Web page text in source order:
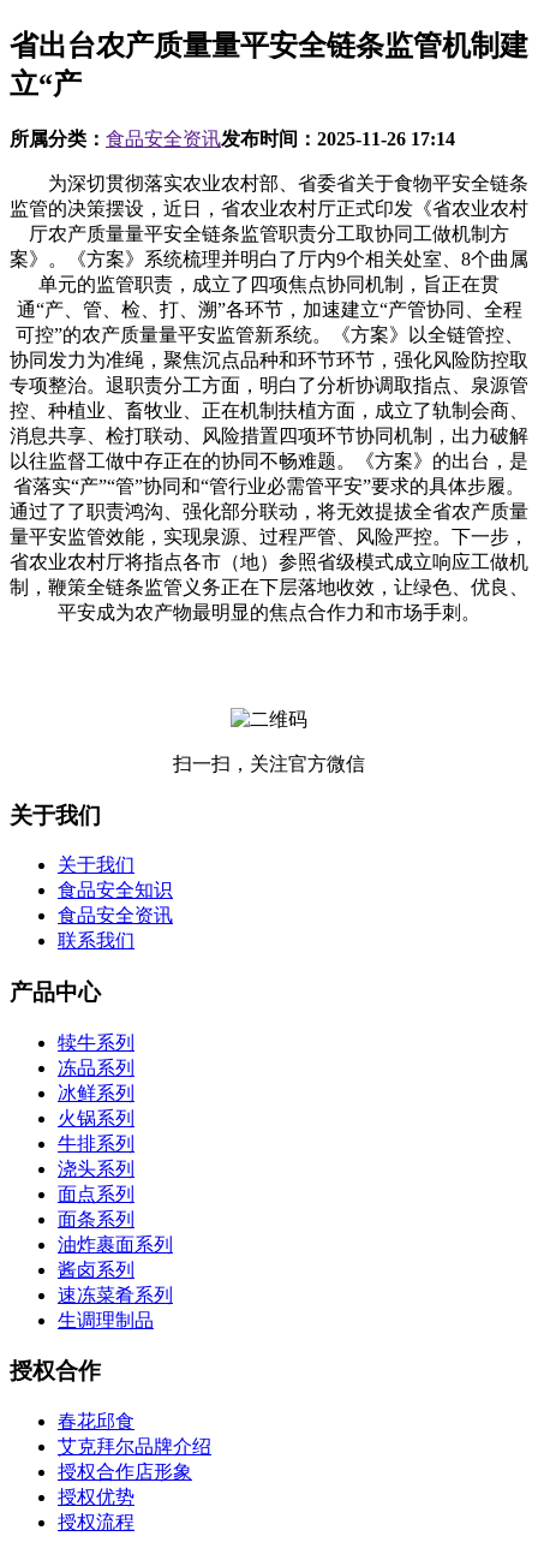
省出台农产质量量平安全链条监管机制建
立“产
所属分类： 食品安全资讯发布时间： 2025-11-26 17:14
为深切贯彻落实农业农村部、省委省关于食物平安全链条
监管的决策摆设，近日，省农业农村厅正式印发《省农业农村
厅农产质量量平安全链条监管职责分工取协同工做机制方
案》。《方案》系统梳理并明白了厅内9个相关处室、8个曲属
单元的监管职责，成立了四项焦点协同机制，旨正在贯
通“产、管、检、打、溯”各环节，加速建立“产管协同、全程
可控”的农产质量量平安监管新系统。《方案》以全链管控、
协同发力为准绳，聚焦沉点品种和环节环节，强化风险防控取
专项整治。退职责分工方面，明白了分析协调取指点、泉源管
控、种植业、畜牧业、正在机制扶植方面，成立了轨制会商、
消息共享、检打联动、风险措置四项环节协同机制，出力破解
以往监督工做中存正在的协同不畅难题。《方案》的出台，是
省落实“产”“管”协同和“管行业必需管平安”要求的具体步履。
通过了了职责鸿沟、强化部分联动，将无效提拔全省农产质量
量平安监管效能，实现泉源、过程严管、风险严控。下一步，
省农业农村厅将指点各市（地）参照省级模式成立响应工做机
制，鞭策全链条监管义务正在下层落地收效，让绿色、优良、
平安成为农产物最明显的焦点合作力和市场手刺。
扫一扫，关注官方微信
关于我们
关于我们
食品安全知识
食品安全资讯
联系我们
产品中心
犊牛系列
冻品系列
冰鲜系列
火锅系列
牛排系列
浇头系列
面点系列
面条系列
油炸裹面系列
酱卤系列
速冻菜肴系列
生调理制品
授权合作
春花邱食
艾克拜尔品牌介绍
授权合作店形象
授权优势
授权流程